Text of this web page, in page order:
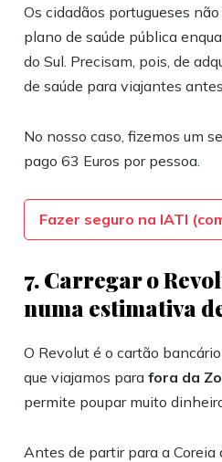
Os cidadãos portugueses
plano de saúde pública
do Sul. Precisam, pois, de
de saúde para viajantes
No nosso caso, fizemos um
pago 63 Euros por pessoa.
Fazer seguro na IATI
7. Carregar o
numa estimativa
O Revolut é o cartão
que viajamos parafora da
permite poupar muito
Antes de partir para a Coreia